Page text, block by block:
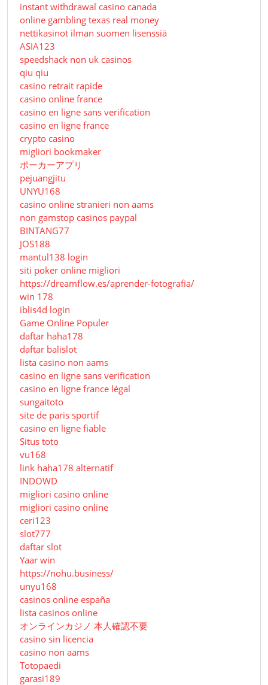
instant withdrawal casino canada
online gambling texas real money
nettikasinot ilman suomen lisenssiä
ASIA123
speedshack non uk casinos
qiu qiu
casino retrait rapide
casino online france
casino en ligne sans verification
casino en ligne france
crypto casino
migliori bookmaker
ポーカーアプリ
pejuangjitu
UNYU168
casino online stranieri non aams
non gamstop casinos paypal
BINTANG77
JOS188
mantul138 login
siti poker online migliori
https://dreamflow.es/aprender-fotografia/
win 178
iblis4d login
Game Online Populer
daftar haha178
daftar balislot
lista casino non aams
casino en ligne sans verification
casino en ligne france légal
sungaitoto
site de paris sportif
casino en ligne fiable
Situs toto
vu168
link haha178 alternatif
INDOWD
migliori casino online
migliori casino online
ceri123
slot777
daftar slot
Yaar win
https://nohu.business/
unyu168
casinos online españa
lista casinos online
オンラインカジノ 本人確認不要
casino sin licencia
casino non aams
Totopaedi
garasi189